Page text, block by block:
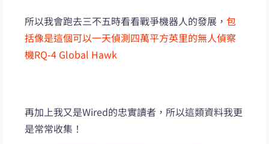
所以我會跑去三不五時看看戰爭機器人的發展， 包
括像是這個可以一天偵測四萬平方英里的無人偵察
機RQ-4 Global Hawk
再加上我又是Wired的忠實讀者，所以這類資料我更
是常常收集！